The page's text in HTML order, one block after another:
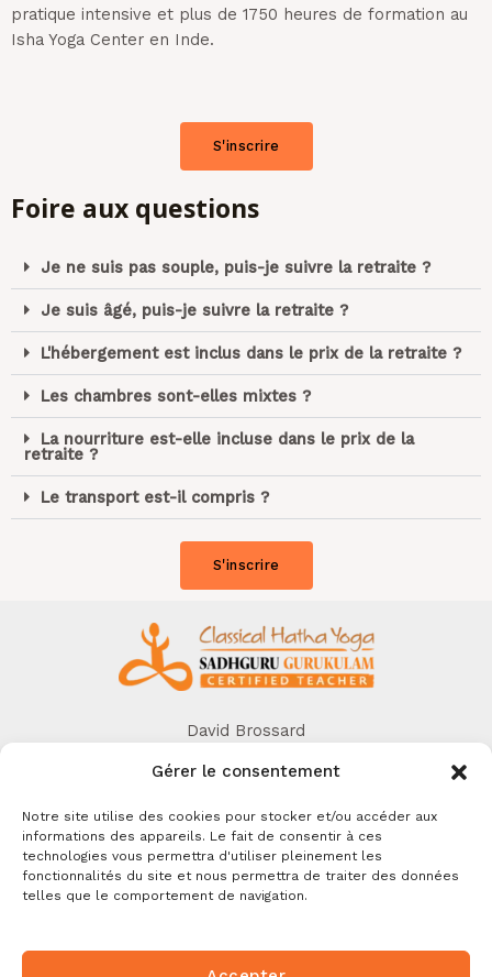
Gérer le consentement
Notre site utilise des cookies pour stocker et/ou accéder aux
informations des appareils. Le fait de consentir à ces
technologies vous permettra d'utiliser pleinement les
fonctionnalités du site et nous permettra de traiter des données
telles que le comportement de navigation.
pratique intensive et plus de 1750 heures de formation au
Isha Yoga Center en Inde.
S'inscrire
Foire aux questions
Je ne suis pas souple, puis-je suivre la retraite ?
Je suis âgé, puis-je suivre la retraite ?
L'hébergement est inclus dans le prix de la retraite ?
Les chambres sont-elles mixtes ?
La nourriture est-elle incluse dans le prix de la
retraite ?
Le transport est-il compris ?
S'inscrire
David Brossard
info@hathalife.fr
La Rochelle
Copyright © 2026 HathaLife
Photos credits @ Isha Foundation